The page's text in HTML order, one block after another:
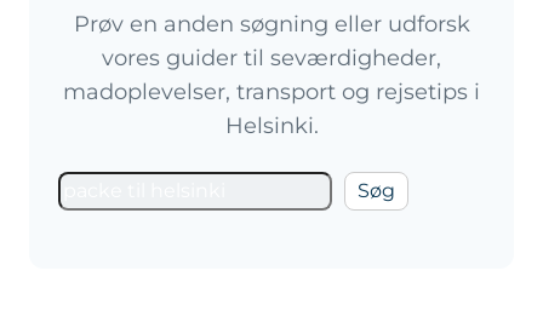
Prøv en anden søgning eller udforsk
vores guider til seværdigheder,
madoplevelser, transport og rejsetips i
Helsinki.
Prøv
Søg